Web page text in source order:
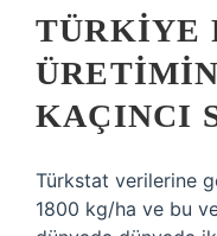
TÜRKIYE
KAÇINCI
Türkstat verilerine
1800 kg/ha ve bu